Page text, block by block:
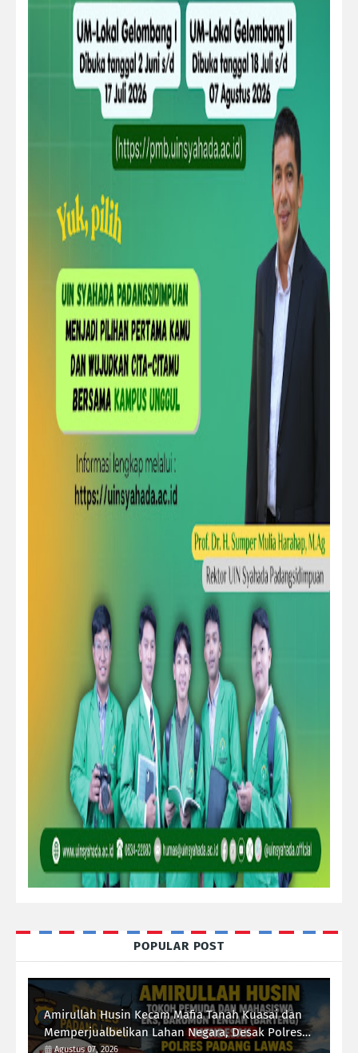
POPULAR POST
Amirullah Husin Kecam Mafia Tanah Kuasai dan
Memperjualbelikan Lahan Negara, Desak Polres
Padang Lawas Tindak Tegas Mafia Tanah
Agustus 07, 2026